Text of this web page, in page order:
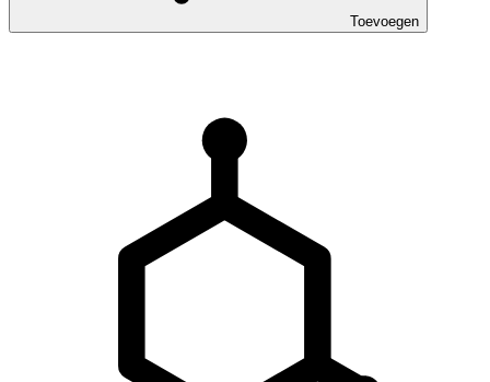
Toevoegen